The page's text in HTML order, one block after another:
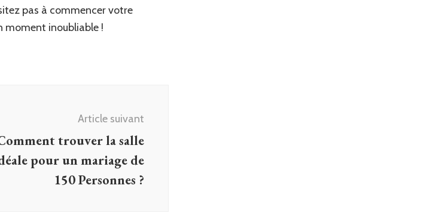
pas à commencer votre
moment inoubliable !
Article suivant
trouver la salle
pour un mariage de
150 Personnes ?